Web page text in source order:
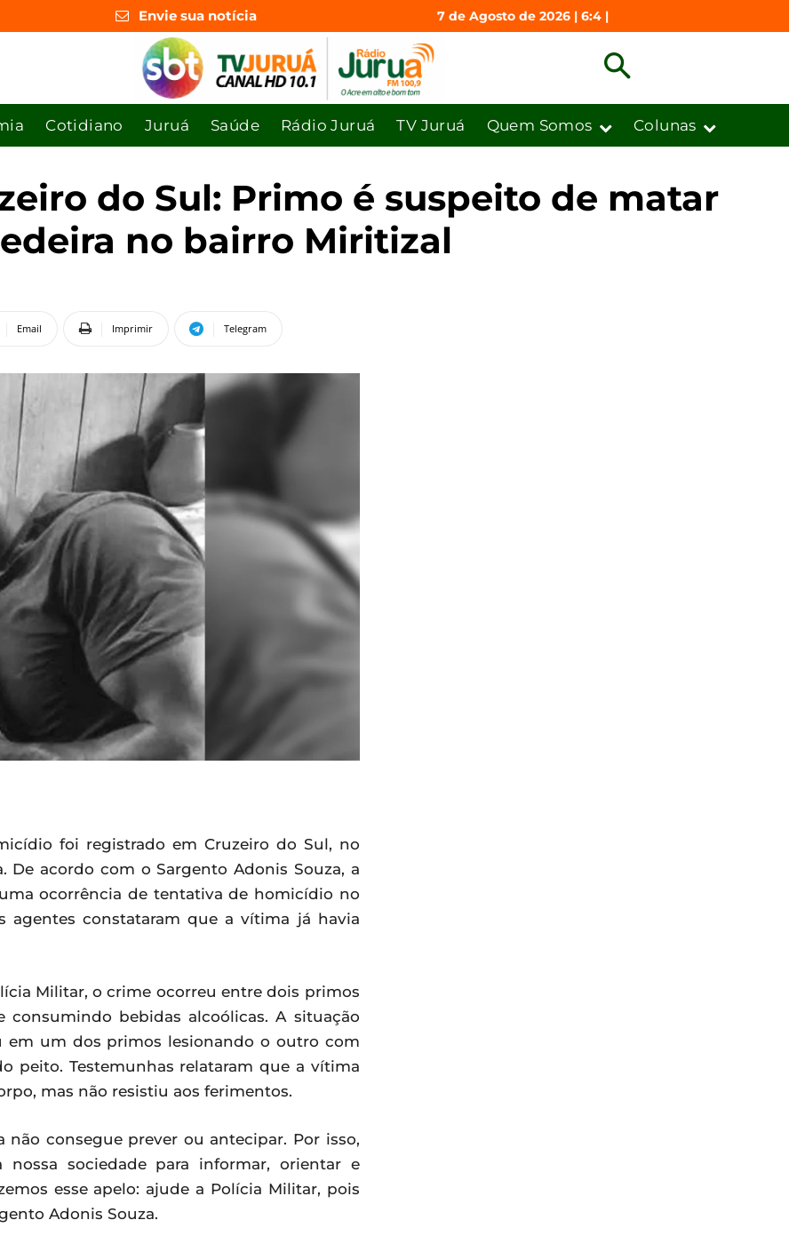
Envie sua notícia 7 de Agosto de 2026 | 6:4 |
Cotidiano Juruá Saúde Rádio Juruá TV Juruá Quem Somos Colunas
do Sul: Primo é suspeito de matar
no bairro Miritizal
Email Imprimir Telegram
foi registrado em Cruzeiro do Sul, no
acordo com o Sargento Adonis Souza, a
ocorrência de tentativa de homicídio no
agentes constataram que a vítima já havia
Militar, o crime ocorreu entre dois primos
bebidas alcoólicas. A situação
um dos primos lesionando o outro com
peito. Testemunhas relataram que a vítima
mas não resistiu aos ferimentos.
consegue prever ou antecipar. Por isso,
sociedade para informar, orientar e
esse apelo: ajude a Polícia Militar, pois
Adonis Souza.